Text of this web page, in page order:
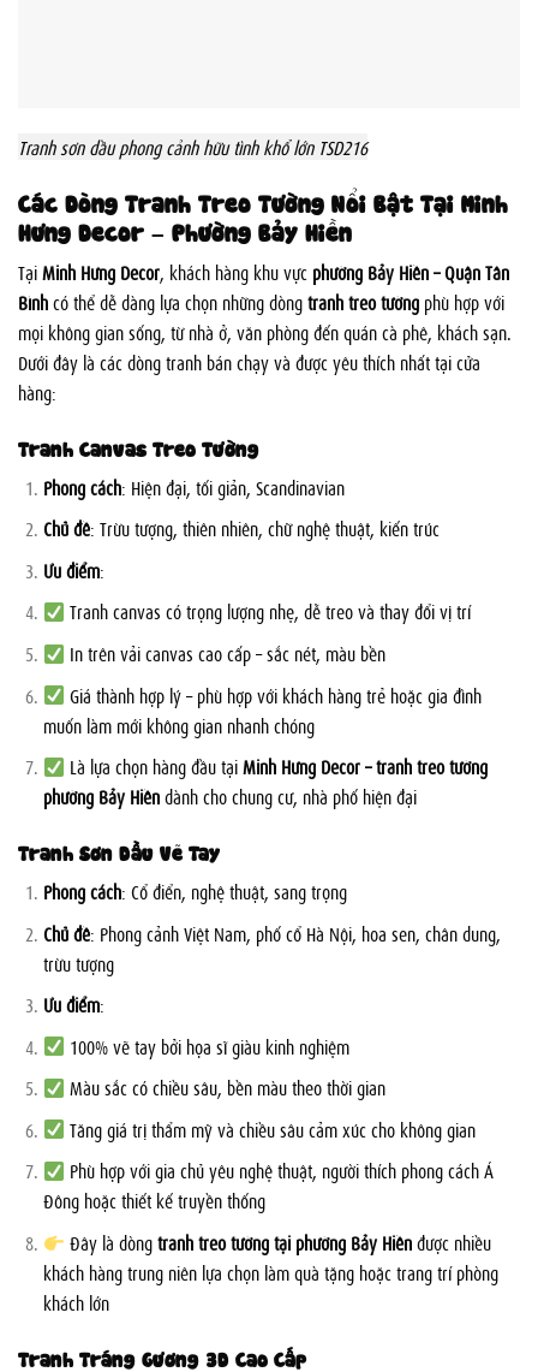
Tranh sơn dầu phong cảnh hữu tình khổ lớn TSD216
Các Dòng Tranh Treo Tường Nổi Bật Tại Minh
Hưng Decor – Phường Bảy Hiền
TạiMinh Hưng Decor, khách hàng khu vực phường Bảy Hiền – Quận Tân
Bìnhcó thể dễ dàng lựa chọn những dòngtranh treo tường phù hợp với
mọi không gian sống, từ nhà ở, văn phòng đến quán cà phê, khách sạn.
Dưới đây là các dòng tranh bán chạy và được yêu thích nhất tại cửa
hàng:
Tranh Canvas Treo Tường
Phong cách: Hiện đại, tối giản, Scandinavian
Chủ đề: Trừu tượng, thiên nhiên, chữ nghệ thuật, kiến trúc
Ưu điểm:
Tranh canvas có trọng lượng nhẹ, dễ treo và thay đổi vị trí
In trên vải canvas cao cấp – sắc nét, màu bền
Giá thành hợp lý – phù hợp với khách hàng trẻ hoặc gia đình
muốn làm mới không gian nhanh chóng
Là lựa chọn hàng đầu tạiMinh Hưng Decor – tranh treo tường
phường Bảy Hiềndành cho chung cư, nhà phố hiện đại
Tranh Sơn Dầu Vẽ Tay
Phong cách: Cổ điển, nghệ thuật, sang trọng
Chủ đề: Phong cảnh Việt Nam, phố cổ Hà Nội, hoa sen, chân dung,
trừu tượng
Ưu điểm:
100% vẽ tay bởi họa sĩ giàu kinh nghiệm
Màu sắc có chiều sâu, bền màu theo thời gian
Tăng giá trị thẩm mỹ và chiều sâu cảm xúc cho không gian
Phù hợp với gia chủ yêu nghệ thuật, người thích phong cách Á
Đông hoặc thiết kế truyền thống
Đây là dòngtranh treo tường tại phường Bảy Hiềnđược nhiều
khách hàng trung niên lựa chọn làm quà tặng hoặc trang trí phòng
khách lớn
Tranh Tráng Gương 3D Cao Cấp